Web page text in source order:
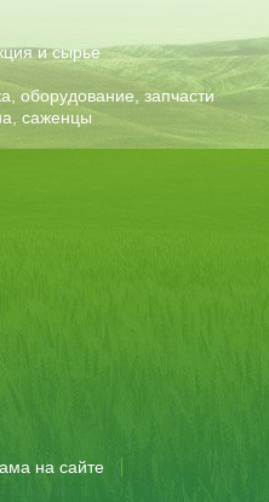
и сырье
оборудование, запчасти
саженцы
на сайте